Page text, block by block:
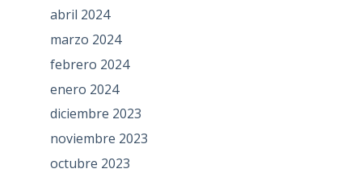
abril 2024
marzo 2024
febrero 2024
enero 2024
diciembre 2023
noviembre 2023
octubre 2023